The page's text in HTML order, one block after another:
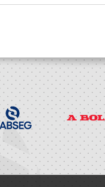
ASSOCIACAO ACADEMICA
S. MAMEDE
ASSOCIACAO ACADEMICA